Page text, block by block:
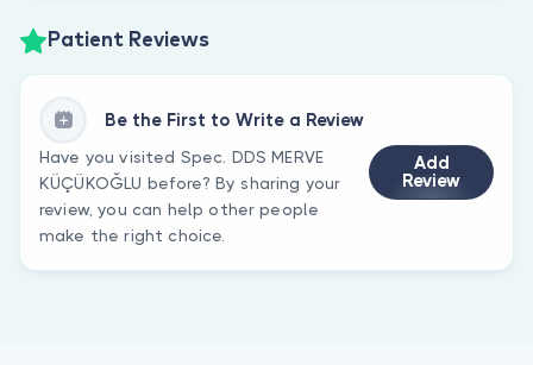
Patient Reviews
Be the First to Write a Review
Have you visited Spec. DDS MERVE
KÜÇÜKOĞLU before? By sharing your
review, you can help other people
make the right choice.
Add
Review